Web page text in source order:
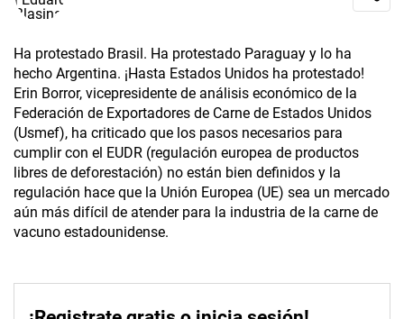
Ha protestado Brasil. Ha protestado Paraguay y lo ha
hecho Argentina. ¡Hasta Estados Unidos ha protestado!
Erin Borror, vicepresidente de análisis económico de la
Federación de Exportadores de Carne de Estados Unidos
(Usmef), ha criticado que los pasos necesarios para
cumplir con el EUDR (regulación europea de productos
libres de deforestación) no están bien definidos y la
regulación hace que la Unión Europea (UE) sea un mercado
aún más difícil de atender para la industria de la carne de
vacuno estadounidense.